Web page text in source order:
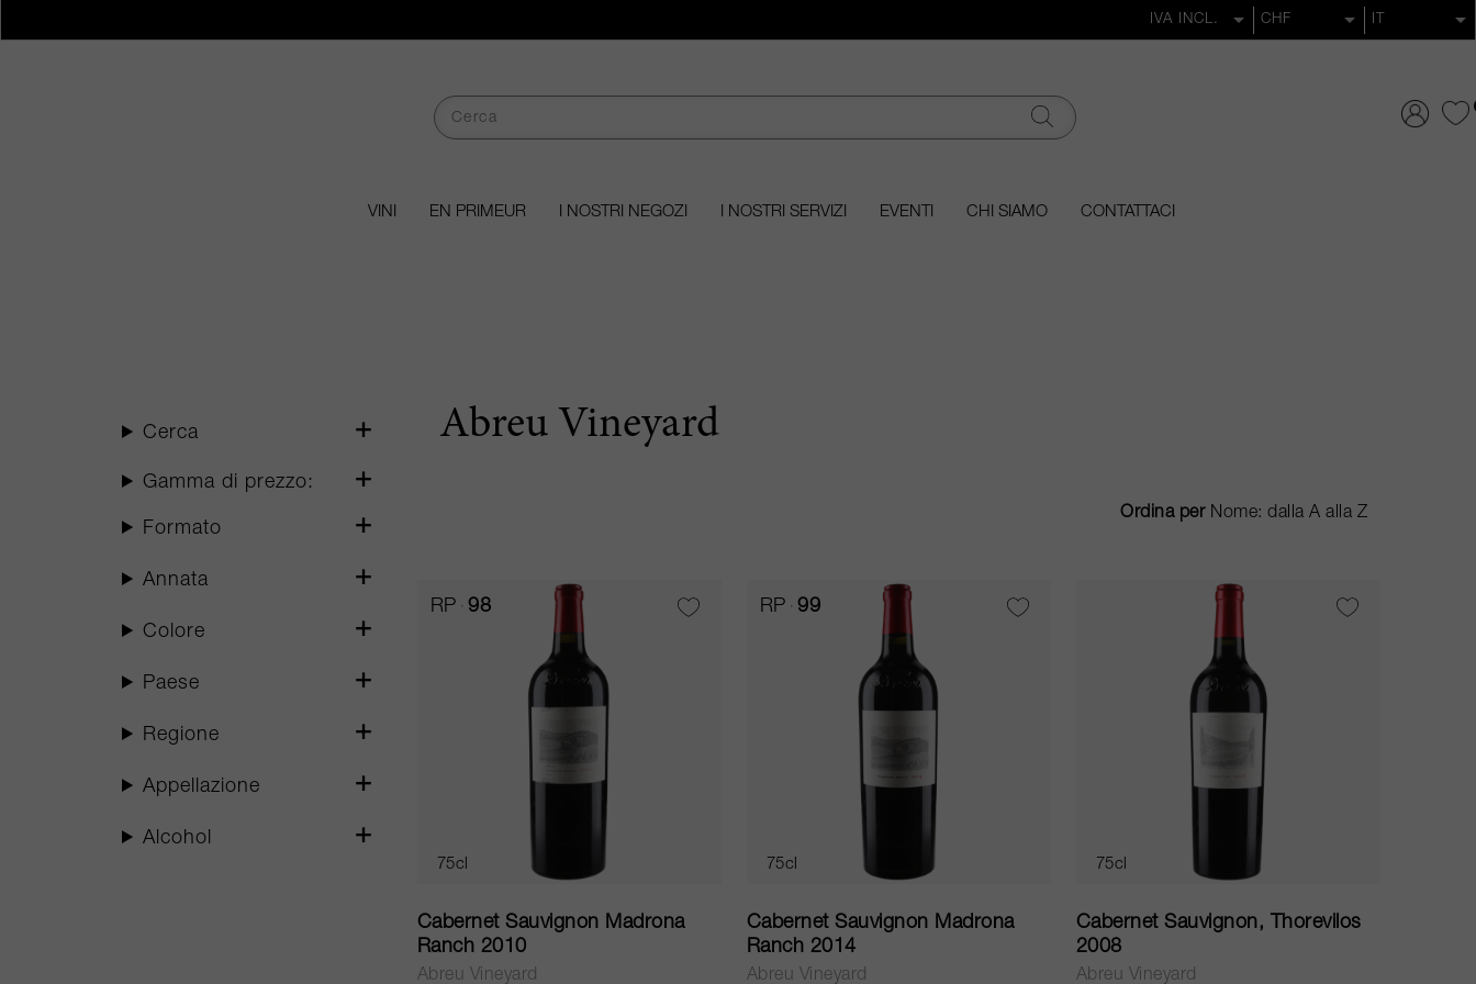
VINI EN PRIMEUR I NOSTRI NEGOZI I NOSTRI SERVIZI EVENTI CHI SIAMO CONTATTACI
Abreu Vineyard
Ordina per
RP 98
75cl
Cabernet Sauvignon Madrona
Ranch 2010
Abreu Vineyard
RP 99
75cl
Cabernet Sauvignon Madrona
Ranch 2014
Abreu Vineyard
75cl
Cabernet Sauvignon, Thorevilos
2008
Abreu Vineyard
Cerca
Gamma di prezzo:
Formato
Annata
Colore
Paese
Regione
Appellazione
Alcohol